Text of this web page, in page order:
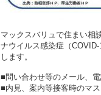
マックスバリュで住まい相
ナウイルス感染症（
します。
■問い合わせ等のメール、
■内見、案内等接客時のマ